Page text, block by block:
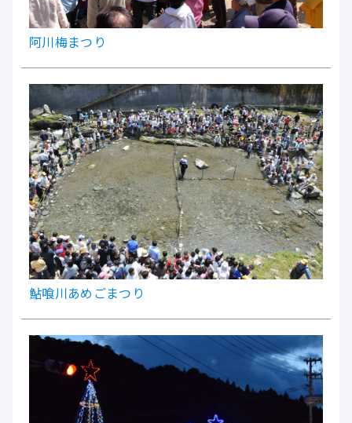
阿川梅まつり
鮎喰川あめごまつり